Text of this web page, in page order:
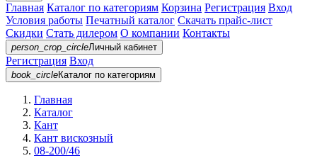
Главная Каталог по категориям Корзина Регистрация Вход
Условия работы Печатный каталог Скачать прайс-лист
Скидки Стать дилером О компании Контакты
person_crop_circleЛичный кабинет
Регистрация Вход
book_circleКаталог по категориям
Главная
Каталог
Кант
Кант вискозный
08-200/46